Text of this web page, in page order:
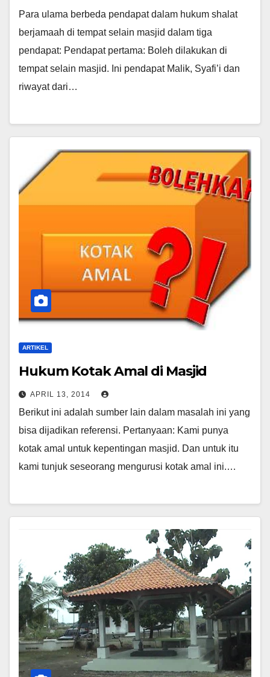
Para ulama berbeda pendapat dalam hukum shalat
berjamaah di tempat selain masjid dalam tiga
pendapat: Pendapat pertama: Boleh dilakukan di
tempat selain masjid. Ini pendapat Malik, Syafi’i dan
riwayat dari…
ARTIKEL
Hukum Kotak Amal di Masjid
APRIL 13, 2014
Berikut ini adalah sumber lain dalam masalah ini yang
bisa dijadikan referensi. Pertanyaan: Kami punya
kotak amal untuk kepentingan masjid. Dan untuk itu
kami tunjuk seseorang mengurusi kotak amal ini.…